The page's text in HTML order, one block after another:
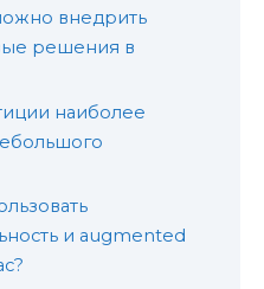
внедрить
решения в
наиболее
и augmented